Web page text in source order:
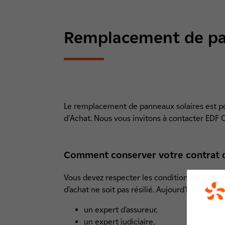
Remplacement de
Le remplacement de panneaux solaires est
d'Achat. Nous vous invitons à contacter
Comment conserver votre contrat
Vous devez respecter les conditions
d’achat ne soit pas résilié. Aujourd’hui, sont
un expert d’assureur,
un expert judiciaire,